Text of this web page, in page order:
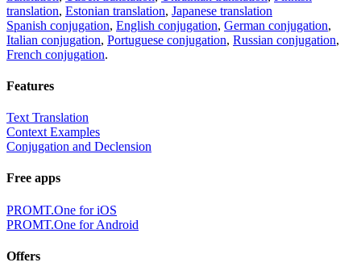
translation, Estonian translation, Japanese translation
Spanish conjugation, English conjugation, German conjugation,
Italian conjugation, Portuguese conjugation, Russian conjugation,
French conjugation.
Features
Text Translation
Context Examples
Conjugation and Declension
Free apps
PROMT.One for iOS
PROMT.One for Android
Offers